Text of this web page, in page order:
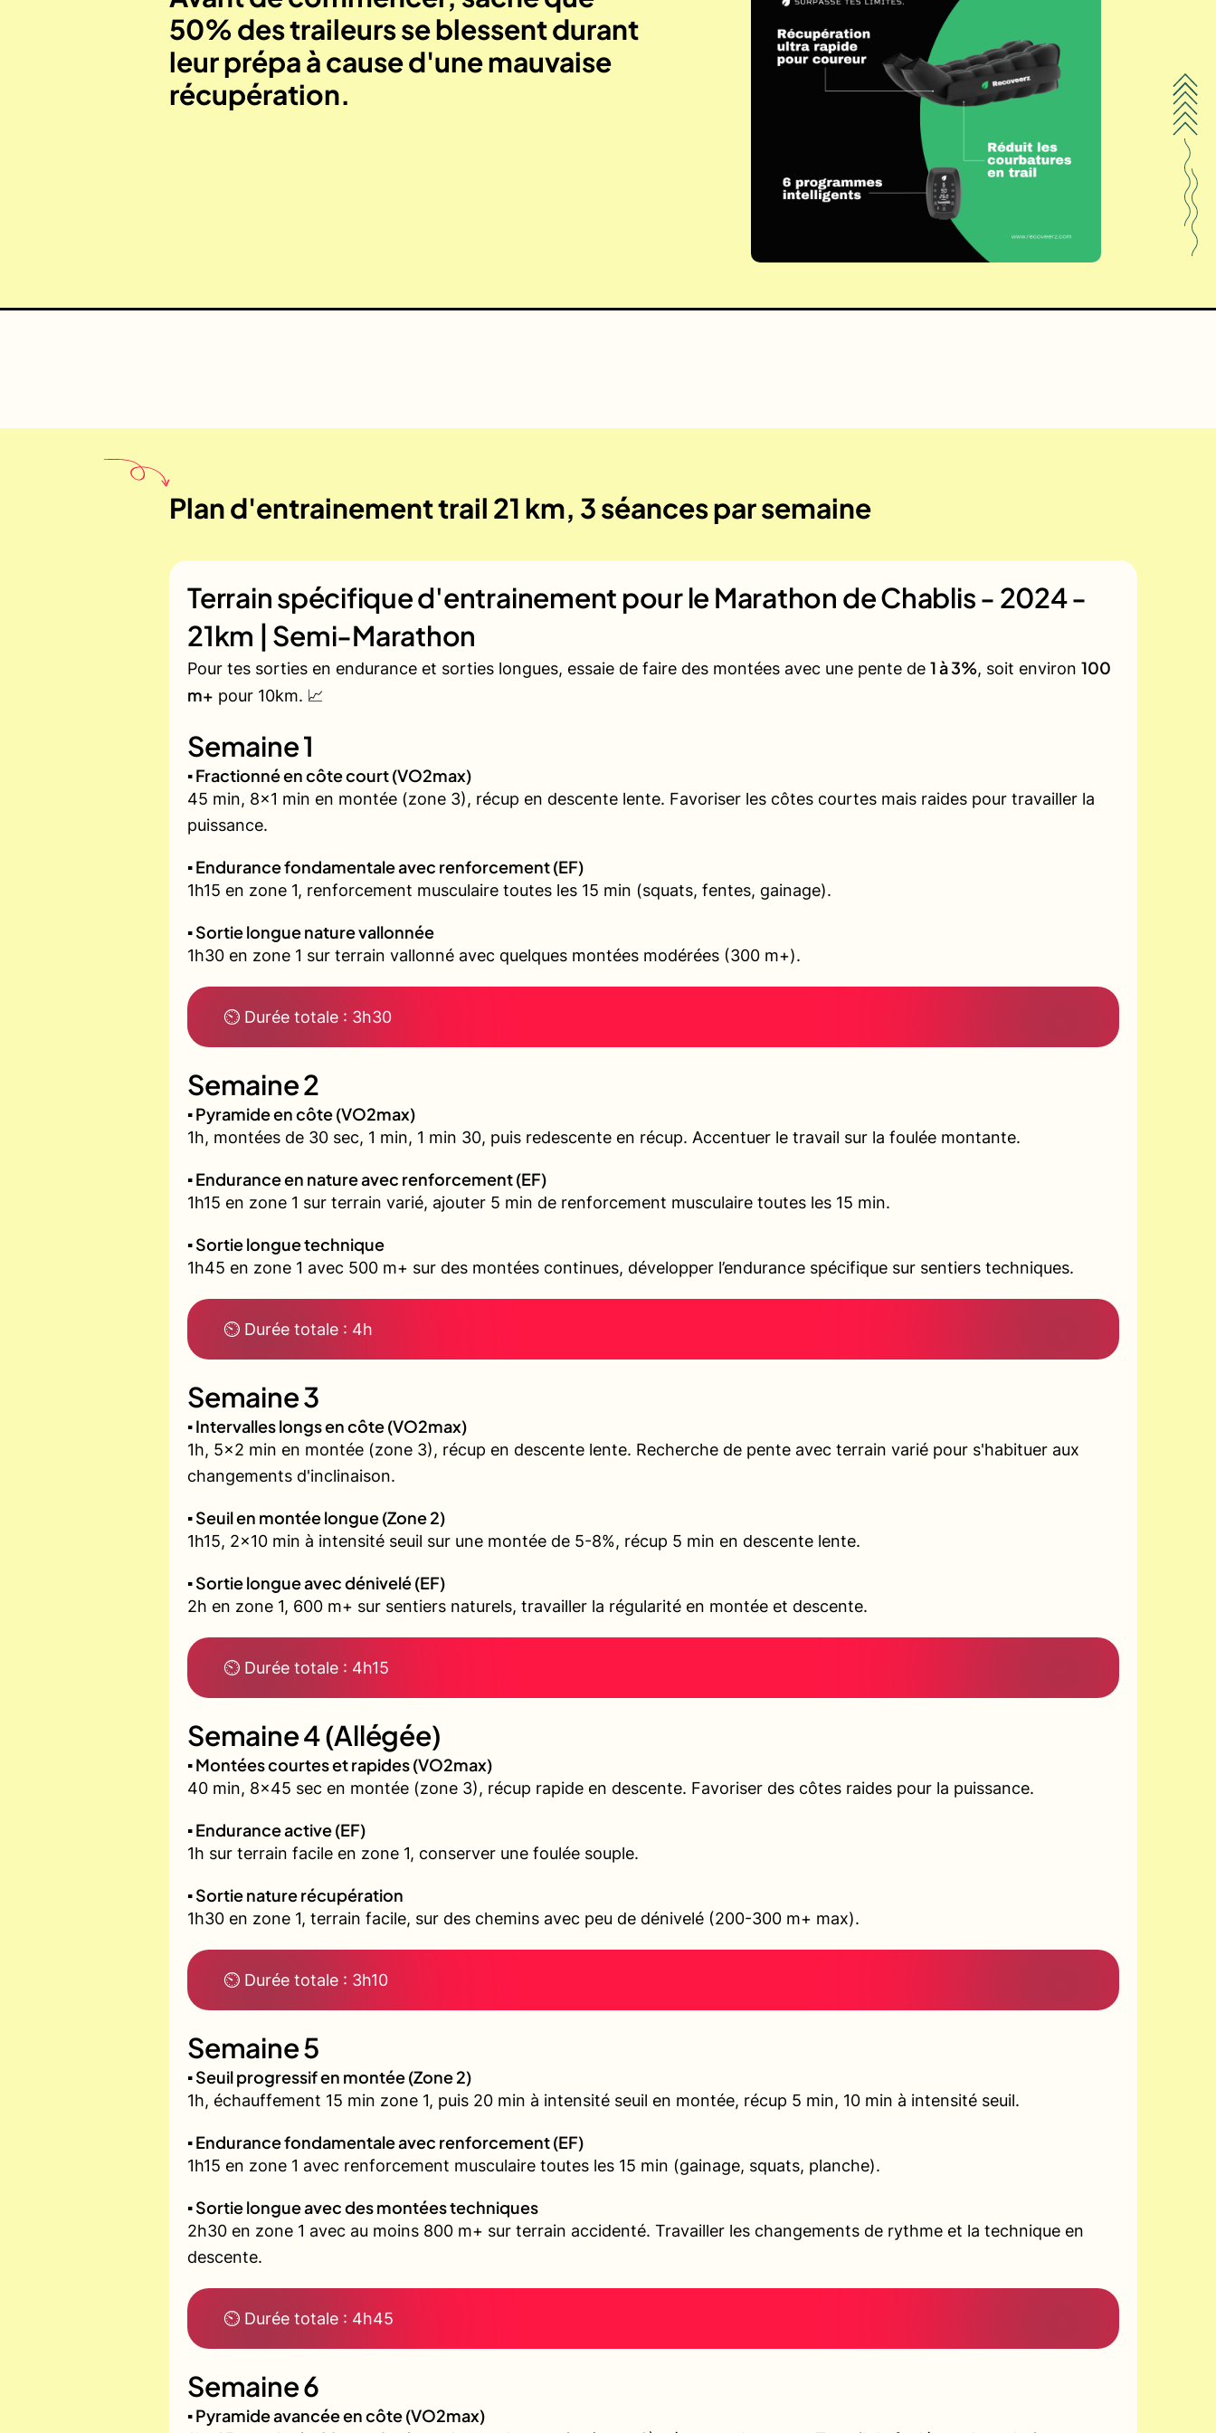
50% des traileurs se blessent durant
leur prépa à cause d'une mauvaise
récupération.
Plan d'entrainement trail 21 km, 3 séances par semaine
Terrain spécifique d'entrainement pour le Marathon de Chablis - 2024 -
21km | Semi-Marathon
Pour tes sorties en endurance et sorties longues, essaie de faire des montées avec une pente de 1 à 3%, soit environ 100
m+ pour 10km. 📈
Semaine 1
▪️ Fractionné en côte court (VO2max)
45 min, 8x1 min en montée (zone 3), récup en descente lente. Favoriser les côtes courtes mais raides pour travailler la
puissance.
▪️ Endurance fondamentale avec renforcement (EF)
1h15 en zone 1, renforcement musculaire toutes les 15 min (squats, fentes, gainage).
▪️ Sortie longue nature vallonnée
1h30 en zone 1 sur terrain vallonné avec quelques montées modérées (300 m+).
⏲ Durée totale : 3h30
Semaine 2
▪️ Pyramide en côte (VO2max)
1h, montées de 30 sec, 1 min, 1 min 30, puis redescente en récup. Accentuer le travail sur la foulée montante.
▪️ Endurance en nature avec renforcement (EF)
1h15 en zone 1 sur terrain varié, ajouter 5 min de renforcement musculaire toutes les 15 min.
▪️ Sortie longue technique
1h45 en zone 1 avec 500 m+ sur des montées continues, développer l’endurance spécifique sur sentiers techniques.
⏲ Durée totale : 4h
Semaine 3
▪️ Intervalles longs en côte (VO2max)
1h, 5x2 min en montée (zone 3), récup en descente lente. Recherche de pente avec terrain varié pour s'habituer aux
changements d'inclinaison.
▪️ Seuil en montée longue (Zone 2)
1h15, 2x10 min à intensité seuil sur une montée de 5-8%, récup 5 min en descente lente.
▪️ Sortie longue avec dénivelé (EF)
2h en zone 1, 600 m+ sur sentiers naturels, travailler la régularité en montée et descente.
⏲ Durée totale : 4h15
Semaine 4 (Allégée)
▪️ Montées courtes et rapides (VO2max)
40 min, 8x45 sec en montée (zone 3), récup rapide en descente. Favoriser des côtes raides pour la puissance.
▪️ Endurance active (EF)
1h sur terrain facile en zone 1, conserver une foulée souple.
▪️ Sortie nature récupération
1h30 en zone 1, terrain facile, sur des chemins avec peu de dénivelé (200-300 m+ max).
⏲ Durée totale : 3h10
Semaine 5
▪️ Seuil progressif en montée (Zone 2)
1h, échauffement 15 min zone 1, puis 20 min à intensité seuil en montée, récup 5 min, 10 min à intensité seuil.
▪️ Endurance fondamentale avec renforcement (EF)
1h15 en zone 1 avec renforcement musculaire toutes les 15 min (gainage, squats, planche).
▪️ Sortie longue avec des montées techniques
2h30 en zone 1 avec au moins 800 m+ sur terrain accidenté. Travailler les changements de rythme et la technique en
descente.
⏲ Durée totale : 4h45
Semaine 6
▪️ Pyramide avancée en côte (VO2max)